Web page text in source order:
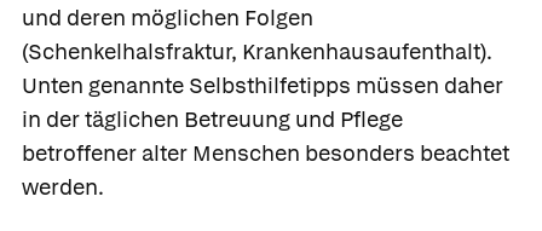
und deren möglichen Folgen
(Schenkelhalsfraktur, Krankenhausaufenthalt).
Unten genannte Selbsthilfetipps müssen daher
in der täglichen Betreuung und Pflege
betroffener alter Menschen besonders beachtet
werden.